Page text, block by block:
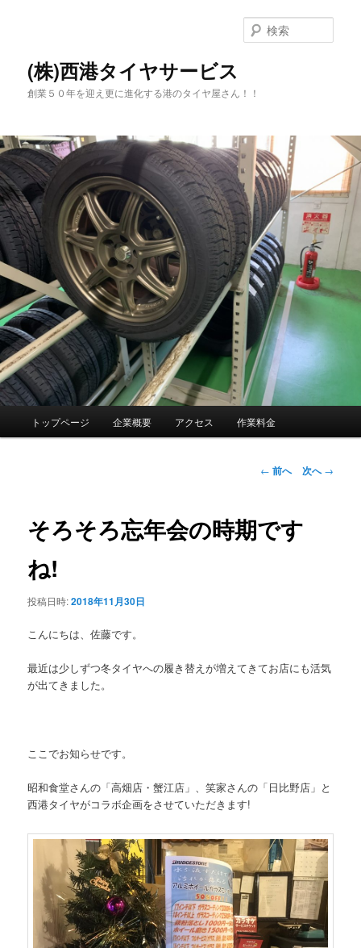
へ
移
動
(株)西港タイヤサービス
創業５０年を迎え更に進化する港のタイヤ屋さん！！
索
トップページ 企業概要 アクセス 作業料金
投
ビ
ゲ
← 前へ 次へ→
そろそろ忘年会の時期です
ね!
投稿日時:2018年11月30日
こんにちは、佐藤です。
最近は少しずつ冬タイヤへの履き替えが増えてきてお店にも活気
が出てきました。
ここでお知らせです。
昭和食堂さんの「高畑店・蟹江店」、笑家さんの「日比野店」と
西港タイヤがコラボ企画をさせていただきます!